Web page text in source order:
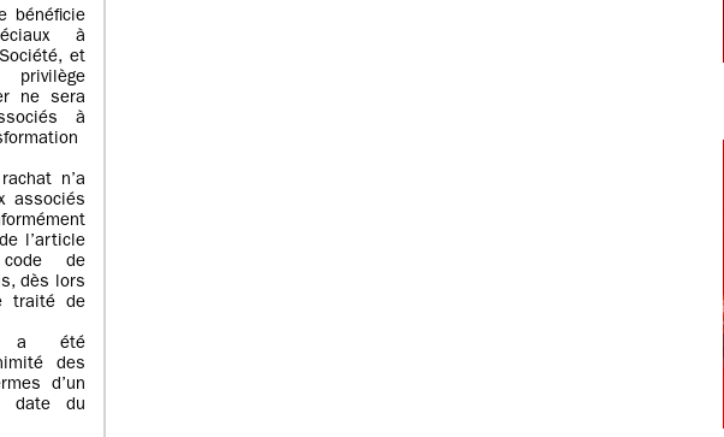
bénéficie
à
et
ne sera
à
n’a
associés
l’article
de
dès lors
traité de
a été
des
d’un
date du